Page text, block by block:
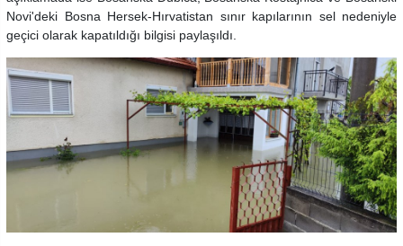
Novi'deki Bosna Hersek-Hırvatistan sınır kapılarının sel nedeniyle
geçici olarak kapatıldığı bilgisi paylaşıldı.